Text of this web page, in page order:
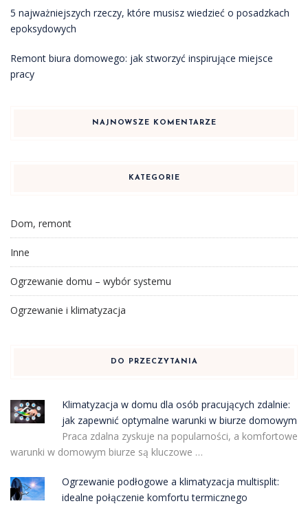
5 najważniejszych rzeczy, które musisz wiedzieć o posadzkach
epoksydowych
Remont biura domowego: jak stworzyć inspirujące miejsce
pracy
NAJNOWSZE KOMENTARZE
KATEGORIE
Dom, remont
Inne
Ogrzewanie domu – wybór systemu
Ogrzewanie i klimatyzacja
DO PRZECZYTANIA
Klimatyzacja w domu dla osób pracujących zdalnie:
jak zapewnić optymalne warunki w biurze domowym
Praca zdalna zyskuje na popularności, a komfortowe
warunki w domowym biurze są kluczowe …
Ogrzewanie podłogowe a klimatyzacja multisplit:
idealne połączenie komfortu termicznego